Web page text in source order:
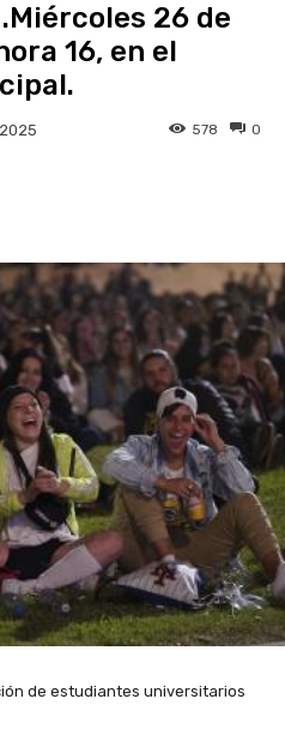
26 de
16, en el
0
578
de estudiantes universitarios